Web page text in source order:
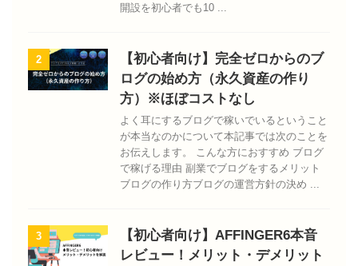
開設を初心者でも10 ...
2
【初心者向け】完全ゼロからのブ
ログの始め方（永久資産の作り
方）※ほぼコストなし
よく耳にするブログで稼いでいるということ
が本当なのかについて本記事では次のことを
お伝えします。 こんな方におすすめ ブログ
で稼げる理由 副業でブログをするメリット
ブログの作り方ブログの運営方針の決め ...
3
【初心者向け】AFFINGER6本音
レビュー！メリット・デメリット